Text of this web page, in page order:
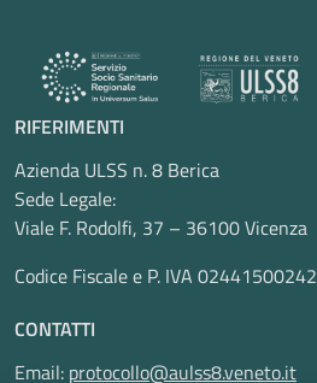
RIFERIMENTI
Azienda ULSS n. 8 Berica
Sede Legale:
Viale F. Rodolfi, 37 – 36100 Vicenza
Codice Fiscale e P. IVA 02441500242
CONTATTI
Email: protocollo@aulss8.veneto.it